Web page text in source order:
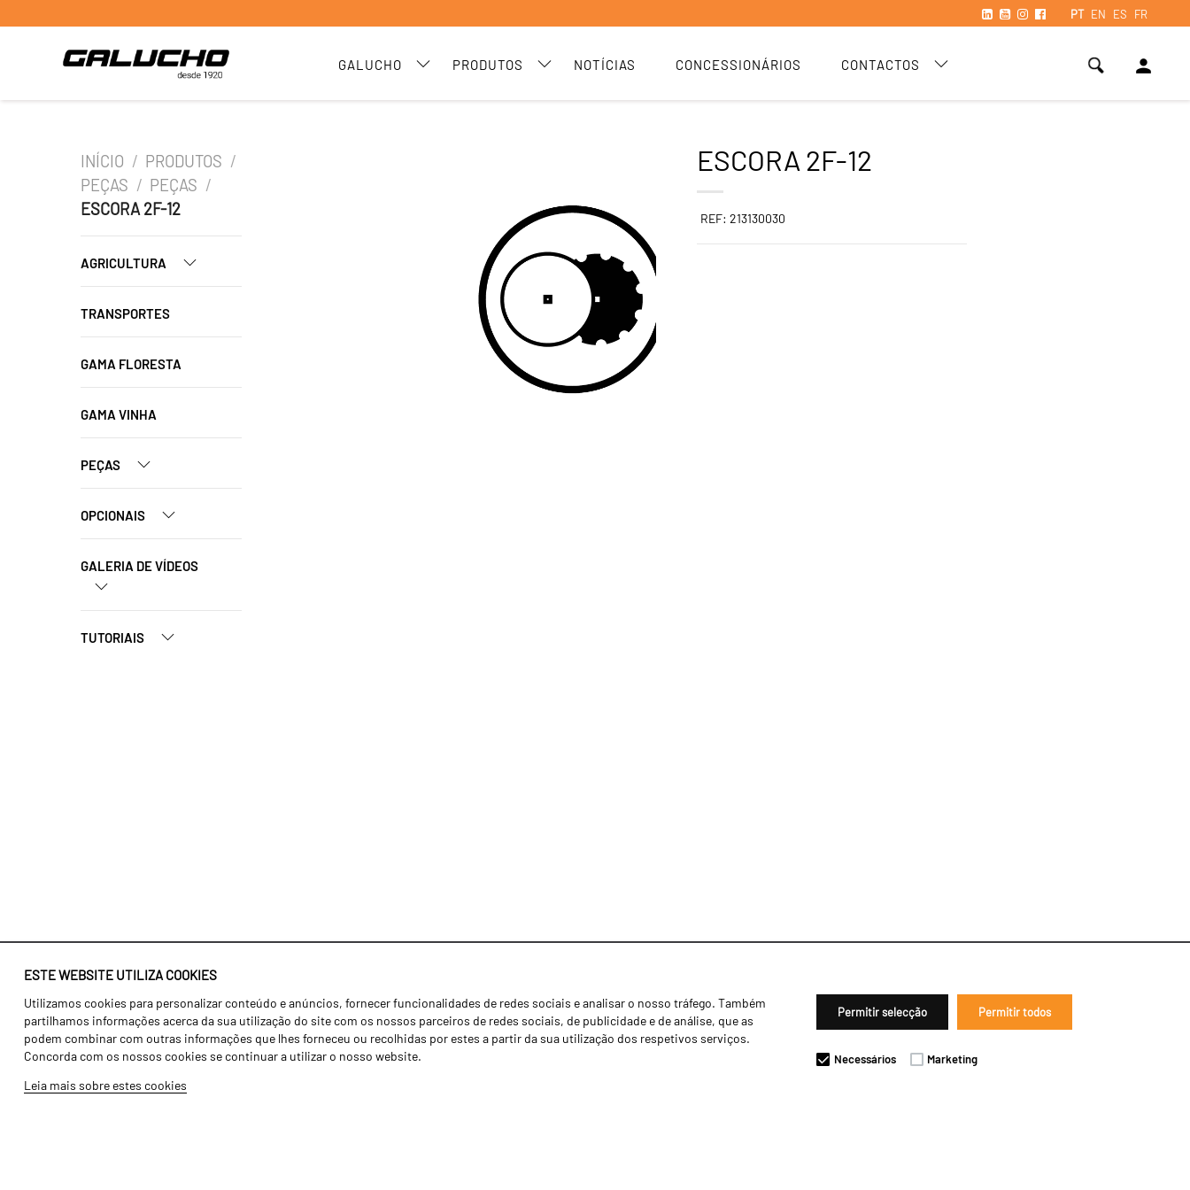
PT EN ES FR
GALUCHO PRODUTOS NOTÍCIAS CONCESSIONÁRIOS CONTACTOS person
ESTE WEBSITE UTILIZA COOKIES
Utilizamos cookies para personalizar conteúdo e anúncios, fornecer funcionalidades de redes sociais e analisar o nosso tráfego. Também
partilhamos informações acerca da sua utilização do site com os nossos parceiros de redes sociais, de publicidade e de análise, que as
podem combinar com outras informações que lhes forneceu ou recolhidas por estes a partir da sua utilização dos respetivos serviços.
Concorda com os nossos cookies se continuar a utilizar o nosso website.
Leia mais sobre estes cookies
Permitir selecção Permitir todos
Necessários Marketing
INÍCIO / PRODUTOS /
PEÇAS / PEÇAS /
ESCORA 2F-12
AGRICULTURA
TRANSPORTES
GAMA FLORESTA
GAMA VINHA
PEÇAS
OPCIONAIS
GALERIA DE VÍDEOS
TUTORIAIS
ESCORA 2F-12
REF: 213130030
Identidade
História
Fábrica / Produção
Recursos Humanos
Agricultura
Transportes
Gama Floresta
Notícias
Concessionários